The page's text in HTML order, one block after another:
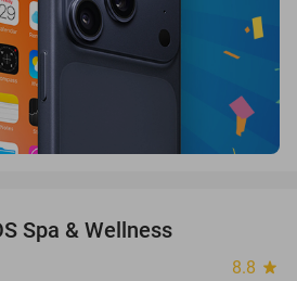
Spa & Wellness
8.8 star